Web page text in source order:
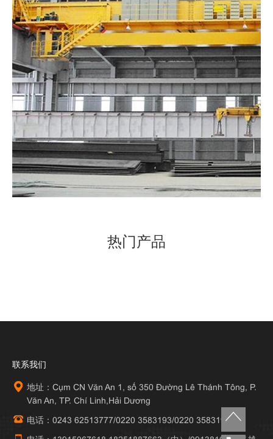
热门产品
联系我们
地址：Cụm CN Văn An 1, số 350 Đường Lê Thánh Tông, P.
Văn An, TP. Chí Linh,Hải Dương
电话：0243 62513777/0220 3583193/0220 3583195